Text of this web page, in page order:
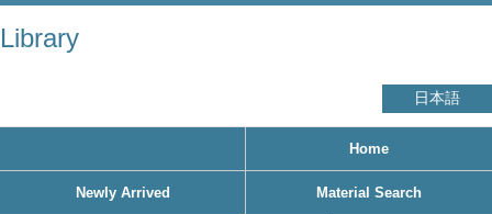
Library
日本語
Home
Newly Arrived Material Search